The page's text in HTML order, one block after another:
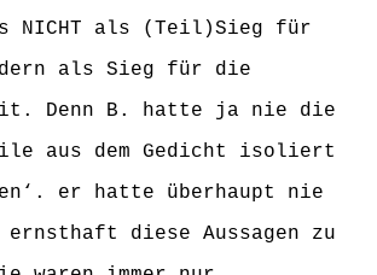
NICHT als (Teil)Sieg für
als Sieg für die
Denn B. hatte ja nie die
aus dem Gedicht isoliert
er hatte überhaupt nie
diese Aussagen zu